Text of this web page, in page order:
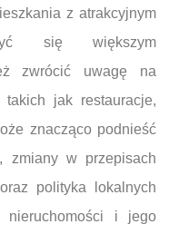
z atrakcyjnym
się większym
zwrócić uwagę na
jak restauracje,
znacząco podnieść
zmiany w przepisach
polityka lokalnych
nieruchomości i jego